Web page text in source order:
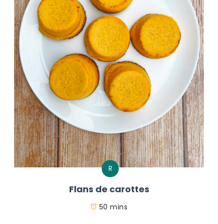
R
Flans de carottes
50 mins